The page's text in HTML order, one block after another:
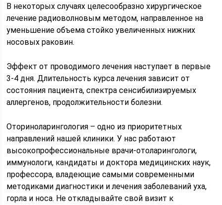
В некоторых случаях целесообразно хирургическое
лечение радиоволновым методом, направленное на
уменьшение объема стойко увеличенных нижних
носовых раковин.
Эффект от проводимого лечения наступает в первые
3-4 дня. Длительность курса лечения зависит от
состояния пациента, спектра сенсибилизируемых
аллергенов, продолжительности болезни.
Оториноларингология – одно из приоритетных
направлений нашей клиники. У нас работают
высокопрофессиональные врачи-отоларингологи,
иммунологи, кандидаты и доктора медицинских наук,
профессора, владеющие самыми современными
методиками диагностики и лечения заболеваний уха,
горла и носа. Не откладывайте свой визит к